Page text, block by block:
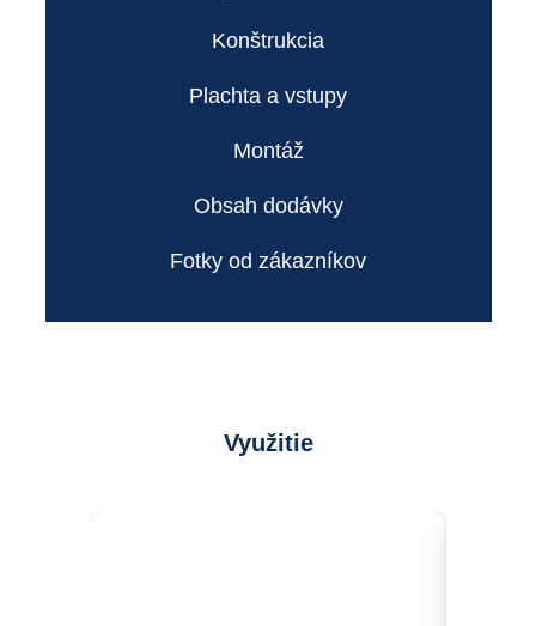
Konštrukcia
Plachta a vstupy
Montáž
Obsah dodávky
Fotky od zákazníkov
Využitie